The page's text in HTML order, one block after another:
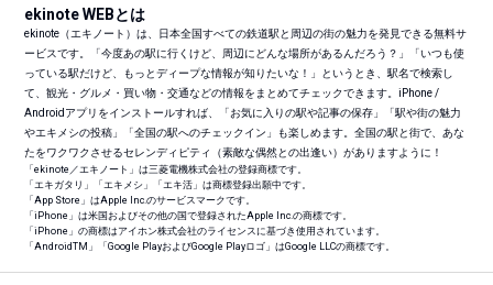
ekinote WEBとは
ekinote（エキノート）は、日本全国すべての鉄道駅と周辺の街の魅力を発見できる無料サ
ービスです。「今度あの駅に行くけど、周辺にどんな場所があるんだろう？」「いつも使
っている駅だけど、もっとディープな情報が知りたいな！」というとき、駅名で検索し
て、観光・グルメ・買い物・交通などの情報をまとめてチェックできます。iPhone /
Androidアプリをインストールすれば、「お気に入りの駅や記事の保存」「駅や街の魅力
やエキメシの投稿」「全国の駅へのチェックイン」も楽しめます。全国の駅と街で、あな
たをワクワクさせるセレンディピティ（素敵な偶然との出逢い）がありますように！
「ekinote／エキノート」は三菱電機株式会社の登録商標です。
「エキガタリ」「エキメシ」「エキ活」は商標登録出願中です。
「App Store」はApple Inc.のサービスマークです。
「iPhone」は米国およびその他の国で登録されたApple Inc.の商標です。
「iPhone」の商標はアイホン株式会社のライセンスに基づき使用されています。
「AndroidTM 」「Google PlayおよびGoogle Playロゴ」はGoogle LLCの商標です。